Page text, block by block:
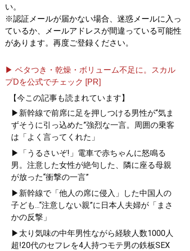
い。
※認証メールが届かない場合、迷惑メールに入っ
ているか、メールアドレスが間違っている可能性
があります。再度ご登録ください。
▶ ベタつき・乾燥・ボリューム不足に。スカル
プDを公式でチェック [PR]
【今この記事も読まれています】
▶新幹線で前席に足を押しつける男性が“気ま
ずそうに引っ込めた”強烈な一言。周囲の乗客
は「よく言ってくれた」
▶「うるさいぞ!」電車で赤ちゃんに怒鳴る
男。注意した女性が絶句した、隣に座る母親
が放った“衝撃の一言”
▶新幹線で「他人の席に侵入」した中国人の
子ども...“注意しない親”に日本人夫婦が「まさ
かの反撃」
▶太り気味の中年男性ながら経験人数1000人
超!20代のセフレを4人持つモテ男の鉄板SEX